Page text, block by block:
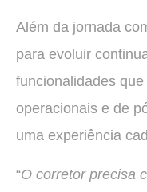
Além da jornada
para evoluir
funcionalidades
operacionais e de
uma experiência
“O corretor precisa